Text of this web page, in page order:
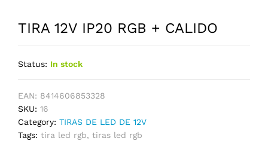
TIRA 12V IP20 RGB + CALIDO
Status: In stock
EAN: 8414606853328
SKU: 16
Category: TIRAS DE LED DE 12V
Tags: tira led rgb, tiras led rgb